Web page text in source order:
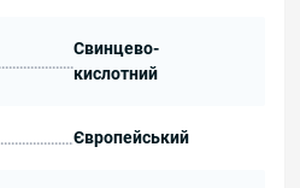
Свинцево-
кислотний
Європейський